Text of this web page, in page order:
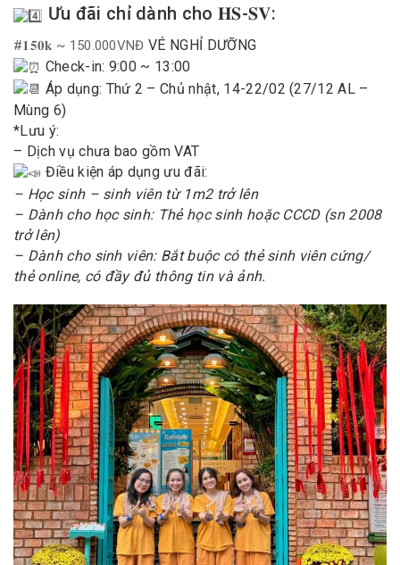
Ưu đãi chỉ dành cho 𝐇𝐒-𝐒𝐕:
#𝟏𝟓𝟎𝐤 ~ 150.000VNĐ VÉ NGHỈ DƯỠNG
Check-in: 9:00 ~ 13:00
Áp dụng: Thứ 2 – Chủ nhật, 14-22/02 (27/12 AL –
Mùng 6)
*Lưu ý:
– Dịch vụ chưa bao gồm VAT
Điều kiện áp dụng ưu đãi:
– Học sinh – sinh viên từ 1m2 trở lên
– Dành cho học sinh: Thẻ học sinh hoặc CCCD (sn 2008
trở lên)
– Dành cho sinh viên: Bắt buộc có thẻ sinh viên cứng/
thẻ online, có đầy đủ thông tin và ảnh.